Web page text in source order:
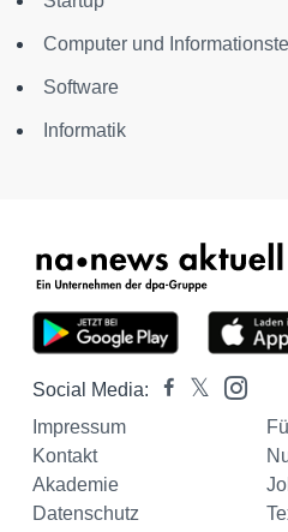
Computer und
Software
Informatik
Social Media:
Impressum
Kontakt
Akademie
Datenschutz